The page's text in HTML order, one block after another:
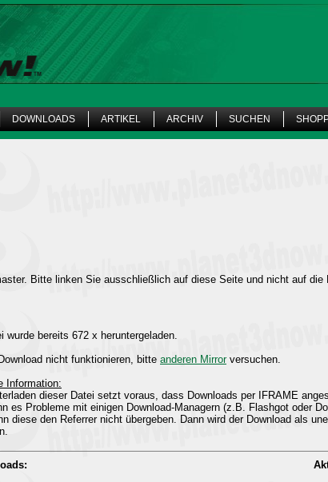
DOWNLOADS ARTIKEL ARCHIV SUCHEN
Bitte linken Sie ausschließlich auf diese Seite und nicht auf
wurde bereits 672 x heruntergeladen.
nicht funktionieren, bitte anderen Mirrorversuchen.
Information:
dieser Datei setzt voraus, dass Downloads per IFRAME
es Probleme mit einigen Download-Managern (z.B. Flashgot oder
diese den Referrer nicht übergeben. Dann wird der Download als